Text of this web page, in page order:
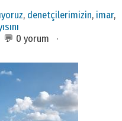
, denetçilerimizin, imar,
💬 0 yorum ·